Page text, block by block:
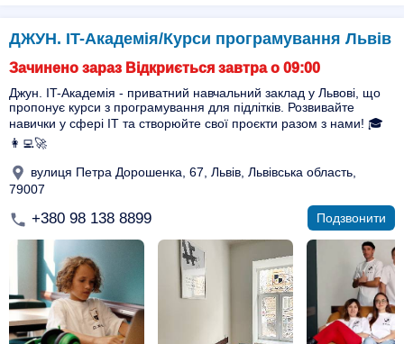
ДЖУН. IT-Академія/Курси програмування Львів
Зачинено зараз Відкриється завтра о 09:00
Джун. IT-Академія - приватний навчальний заклад у Львові, що
пропонує курси з програмування для підлітків. Розвивайте
навички у сфері ІТ та створюйте свої проєкти разом з нами! 🎓
👩‍💻🚀
вулиця Петра Дорошенка, 67, Львів, Львівська область,
79007
+380 98 138 8899 Подзвонити